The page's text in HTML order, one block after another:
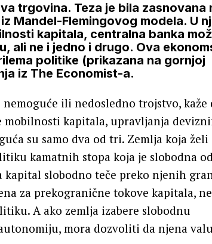
trgovina. Teza je bila zasnovana
Mandel-Flemingovog modela. U
kapitala, centralna banka
ali ne i jedno i drugo. Ova
politike (prikazana na gornjoj
iz The Economist-a.
ili nedosledno trojstvo, kaže
mobilnosti kapitala, upravljanja
su samo dva od tri. Zemlja koja želi
kamatnih stopa koja je slobodna od
slobodno teče preko njenih
za prekogranične tokove kapitala, ne
A ako zemlja izabere slobodnu
mora dozvoliti da njena